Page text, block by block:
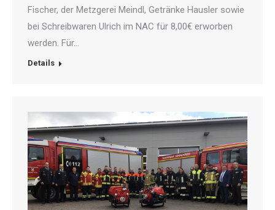
Fischer, der Metzgerei Meindl, Getränke Hausler sowie
bei Schreibwaren Ulrich im NAC für 8,00€ erworben
werden. Für…
Details